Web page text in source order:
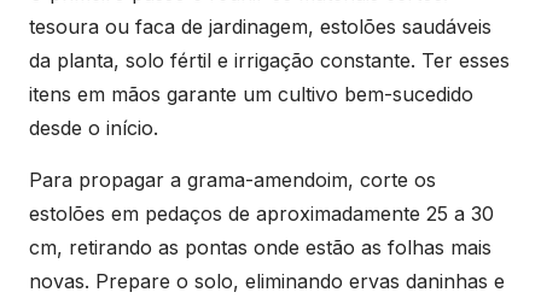
tesoura ou faca de jardinagem, estolões saudáveis
da planta, solo fértil e irrigação constante. Ter esses
itens em mãos garante um cultivo bem-sucedido
desde o início.
Para propagar a grama-amendoim, corte os
estolões em pedaços de aproximadamente 25 a 30
cm, retirando as pontas onde estão as folhas mais
novas. Prepare o solo, eliminando ervas daninhas e